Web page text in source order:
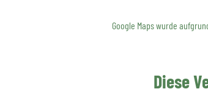
Google Maps wurde
Diese